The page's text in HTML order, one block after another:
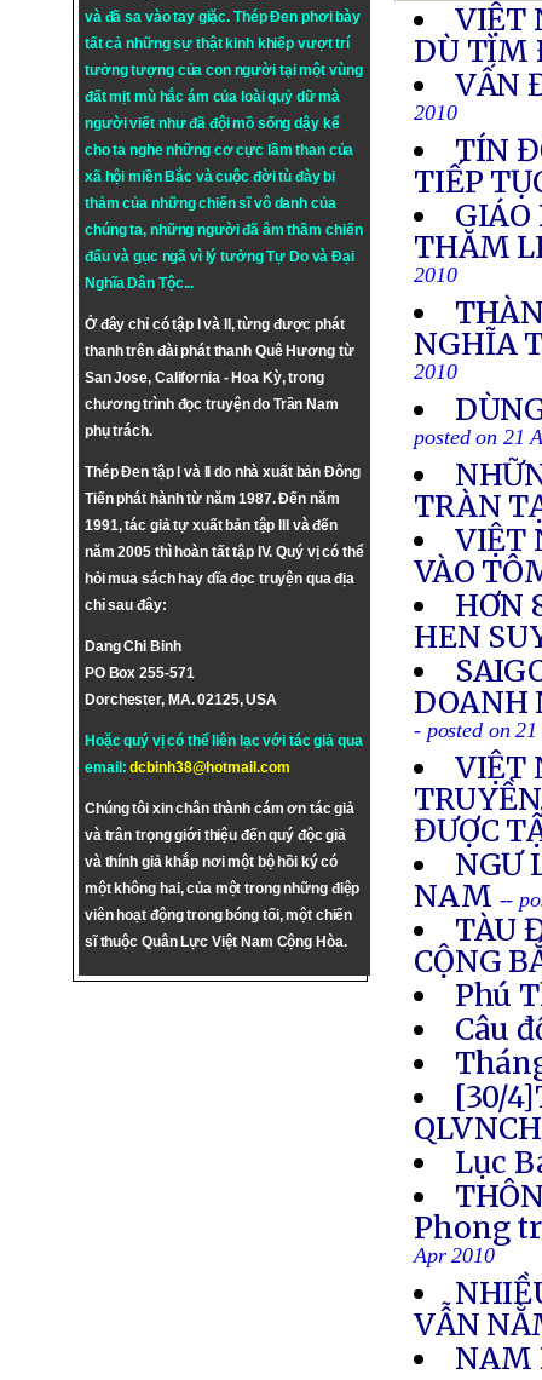
và đã sa vào tay giặc. Thép Đen phơi bày
tất cả những sự thật kinh khiếp vượt trí
tưởng tượng của con người tại một vùng
đất mịt mù hắc ám của loài quỷ dữ mà
người viết như đã đội mồ sống dậy kể
cho ta nghe những cơ cực lầm than của
xã hội miền Bắc và cuộc đời tù đày bi
thảm của những chiến sĩ vô danh của
chúng ta, những người đã âm thầm chiến
đấu và gục ngã vì lý tưởngTự DovàĐại
Nghĩa Dân Tộc...
Ở đây chỉ có tập I và II, từng được phát
thanh trên đài phát thanh Quê Hương từ
San Jose, California - Hoa Kỳ, trong
chương trình đọc truyện do Trần Nam
phụ trách.
Thép Đen tập I và II do nhà xuất bản Đông
Tiến phát hành từ năm 1987. Đến năm
1991, tác giả tự xuất bản tập III và đến
năm 2005 thì hoàn tất tập IV. Quý vị có thể
hỏi mua sách hay dĩa đọc truyện qua địa
chỉ sau đây:
Dang Chi Binh
PO Box 255-571
Dorchester, MA. 02125, USA
Hoặc quý vị có thể liên lạc với tác giả qua
email:dcbinh38@hotmail.com
Chúng tôi xin chân thành cám ơn tác giả
và trân trọng giới thiệu đến quý độc giả
và thính giả khắp nơi một bộ hồi ký có
một không hai, của một trong những điệp
viên hoạt động trong bóng tối, một chiến
sĩ thuộc Quân Lực Việt Nam Cộng Hòa.
VIỆT
DÙ TÌM
VẤN
2010
TÍN
TIẾP
GIÁO
THĂM
2010
NGHĨA
2010
posted on 21
TRÀN
VIỆT
VÀO
HƠN
HEN
DOANH
- posted on
VIỆT
ĐƯỢC
NGƯ
NAM --
TÀU
CỘNG
Phú
Câu
[30/
QLVNCH
Lục
Phong
Apr 2010
VẪN
NAM